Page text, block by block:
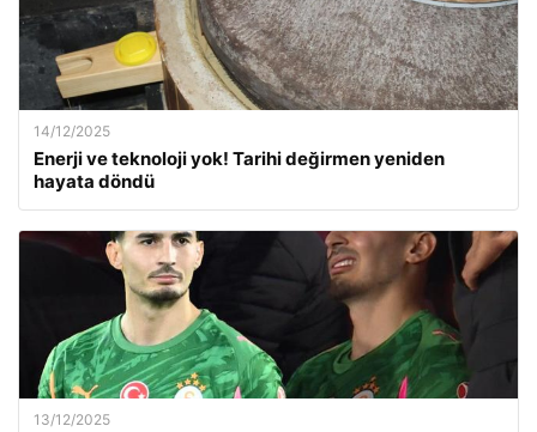
14/12/2025
Enerji ve teknoloji yok! Tarihi değirmen yeniden
hayata döndü
13/12/2025